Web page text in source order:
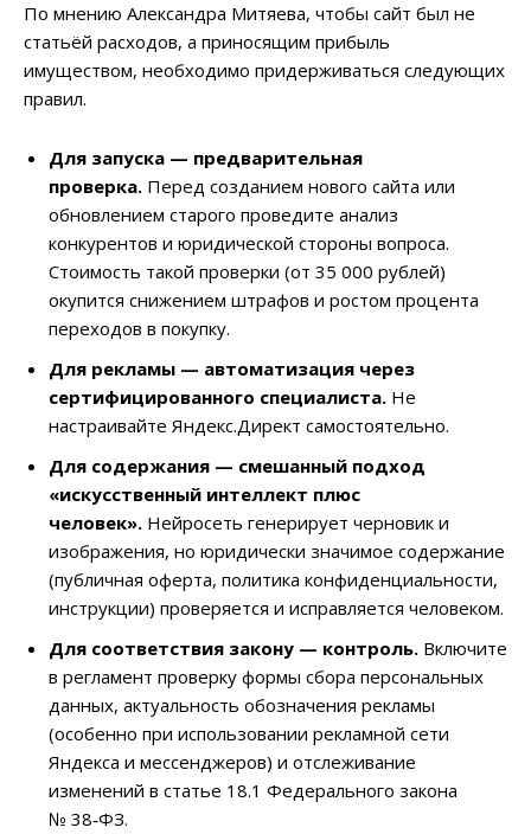
По мнению Александра Митяева, чтобы сайт был не
статьёй расходов, а приносящим прибыль
имуществом, необходимо придерживаться следующих
правил.
Для запуска — предварительная
проверка. Перед созданием нового сайта или
обновлением старого проведите анализ
конкурентов и юридической стороны вопроса.
Стоимость такой проверки (от 35 000 рублей)
окупится снижением штрафов и ростом процента
переходов в покупку.
Для рекламы — автоматизация через
сертифицированного специалиста. Не
настраивайте Яндекс.Директ самостоятельно.
Для содержания — смешанный подход
«искусственный интеллект плюс
человек». Нейросеть генерирует черновик и
изображения, но юридически значимое содержание
(публичная оферта, политика конфиденциальности,
инструкции) проверяется и исправляется человеком.
Для соответствия закону — контроль. Включите
в регламент проверку формы сбора персональных
данных, актуальность обозначения рекламы
(особенно при использовании рекламной сети
Яндекса и мессенджеров) и отслеживание
изменений в статье 18.1 Федерального закона
№ 38‑ФЗ.